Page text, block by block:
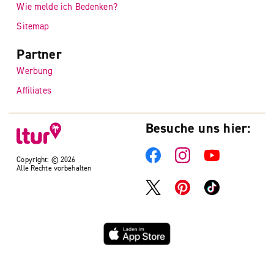
Copyright: © 2026
Alle Rechte vorbehalten
Wie melde ich Bedenken?
Sitemap
Partner
Werbung
Affiliates
Besuche uns hier: